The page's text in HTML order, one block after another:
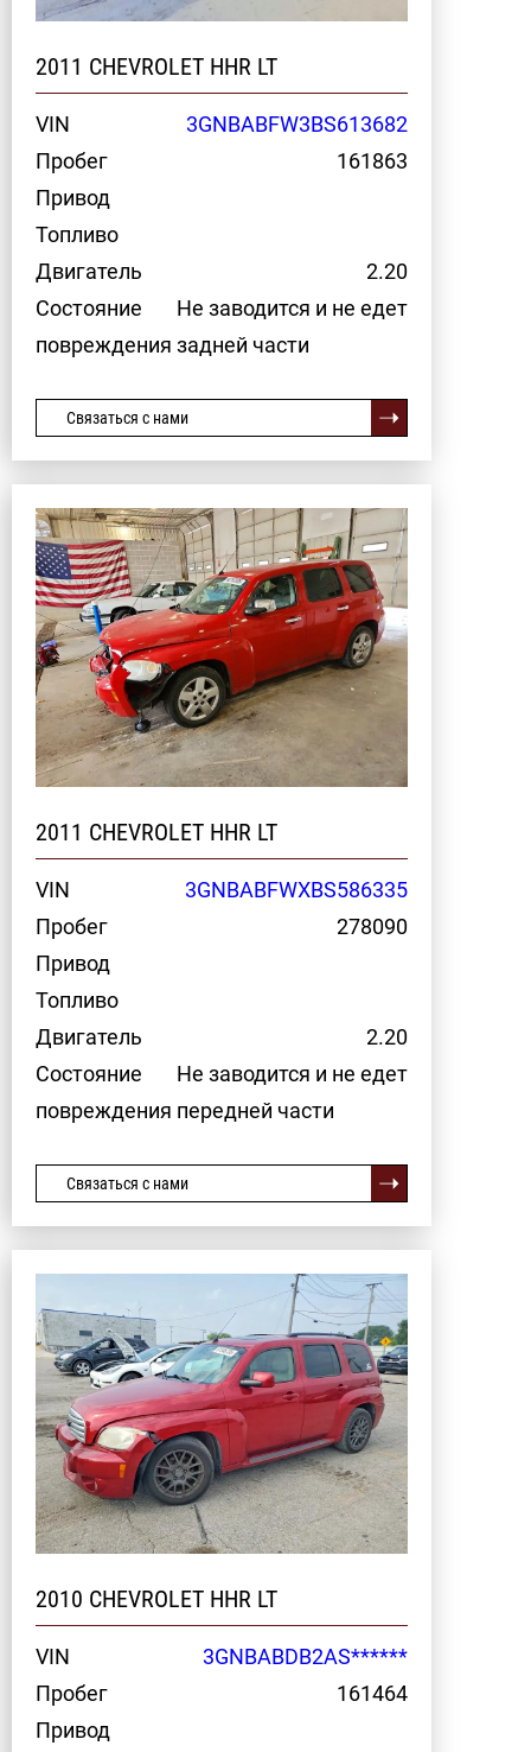
2011 CHEVROLET HHR LT
VIN
3GNBABFW3BS613682
Пробег
161863
Привод
Топливо
Двигатель
2.20
Состояние
Не заводится и не едет
повреждения задней части
Связаться с нами
2011 CHEVROLET HHR LT
VIN
3GNBABFWXBS586335
Пробег
278090
Привод
Топливо
Двигатель
2.20
Состояние
Не заводится и не едет
повреждения передней части
Связаться с нами
2010 CHEVROLET HHR LT
VIN
3GNBABDB2AS******
Пробег
161464
Привод